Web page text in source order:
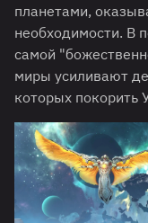
планетами,
необходимости. В
самой
миры усиливают
которых покорить